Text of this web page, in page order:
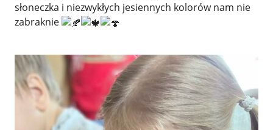
słoneczka i niezwykłych jesiennych kolorów nam nie
zabraknie